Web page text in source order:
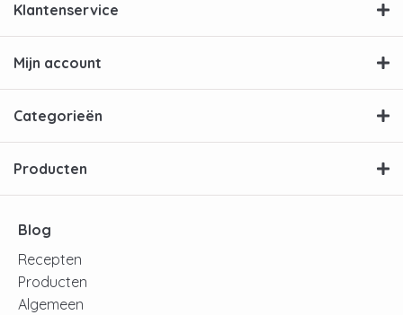
Klantenservice
Mijn account
Categorieën
Producten
Blog
Recepten
Producten
Algemeen